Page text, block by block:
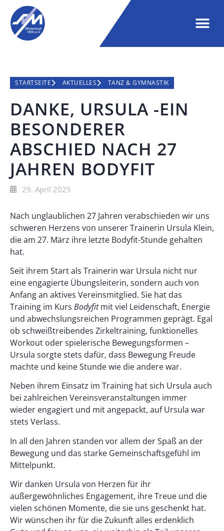
STARTSEITE AKTUELLES TANZ & GYMNASTIK
DANKE, URSULA -EIN
BESONDERER
ABSCHIED NACH 27
JAHREN BODYFIT
29. April 2025
Nach unglaublichen 27 Jahren verabschieden wir uns
schweren Herzens von unserer Trainerin Ursula Klein,
die am 27. März ihre letzte Bodyfit-Stunde gehalten
hat.
Seit ihrem Start als Trainerin war Ursula nicht nur
eine engagierte Übungsleiterin, sondern auch von
Anfang an aktives Vereinsmitglied. Sie hat das
Training im Kurs Bodyfitmit viel Leidenschaft, Energie
und abwechslungsreichen Programmen geprägt. Egal
ob schweißtreibendes Zirkeltraining, funktionelles
Workout oder spielerische Bewegungsformen –
Ursula sorgte stets dafür, dass Bewegung Freude
machte und keine Stunde wie die andere war.
Neben ihrem Einsatz im Training hat sich Ursula auch
bei zahlreichen Vereinsveranstaltungen immer
wieder engagiert und mit angepackt, auf Ursula war
stets Verlass.
In all den Jahren standen vor allem der Spaß an der
Bewegung und das starke Gemeinschaftsgefühl im
Mittelpunkt.
Wir danken Ursula von Herzen für ihr
außergewöhnliches Engagement, ihre Treue und die
vielen schönen Momente, die sie uns geschenkt hat.
Wir wünschen ihr für die Zukunft alles erdenklich